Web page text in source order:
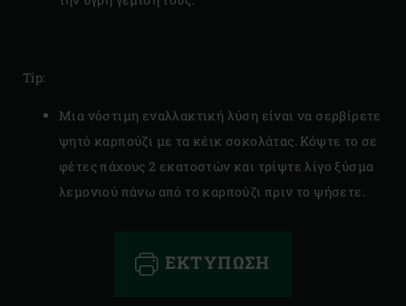
Tip:
Μια νόστιμη εναλλακτική λύση είναι να σερβίρετε
ψητό καρπούζι με τα κέικ σοκολάτας. Κόψτε το σε
φέτες πάχους 2 εκατοστών και τρίψτε λίγο ξύσμα
λεμονιού πάνω από το καρπούζι πριν το ψήσετε.
ΕΚΤΎΠΩΣΗ